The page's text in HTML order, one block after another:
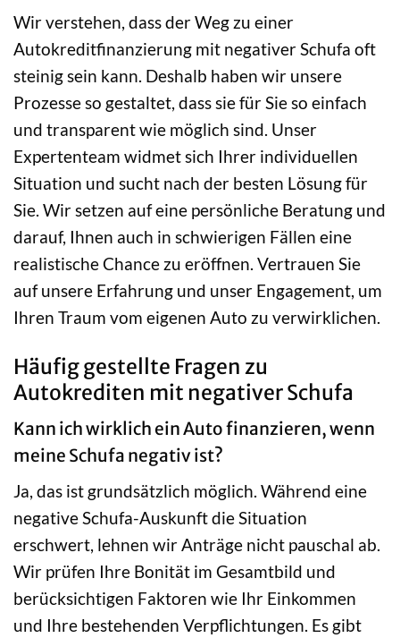
Wir verstehen, dass der Weg zu einer
Autokreditfinanzierung mit negativer Schufa oft
steinig sein kann. Deshalb haben wir unsere
Prozesse so gestaltet, dass sie für Sie so einfach
und transparent wie möglich sind. Unser
Expertenteam widmet sich Ihrer individuellen
Situation und sucht nach der besten Lösung für
Sie. Wir setzen auf eine persönliche Beratung und
darauf, Ihnen auch in schwierigen Fällen eine
realistische Chance zu eröffnen. Vertrauen Sie
auf unsere Erfahrung und unser Engagement, um
Ihren Traum vom eigenen Auto zu verwirklichen.
Häufig gestellte Fragen zu
Autokrediten mit negativer Schufa
Kann ich wirklich ein Auto finanzieren, wenn
meine Schufa negativ ist?
Ja, das ist grundsätzlich möglich. Während eine
negative Schufa-Auskunft die Situation
erschwert, lehnen wir Anträge nicht pauschal ab.
Wir prüfen Ihre Bonität im Gesamtbild und
berücksichtigen Faktoren wie Ihr Einkommen
und Ihre bestehenden Verpflichtungen. Es gibt